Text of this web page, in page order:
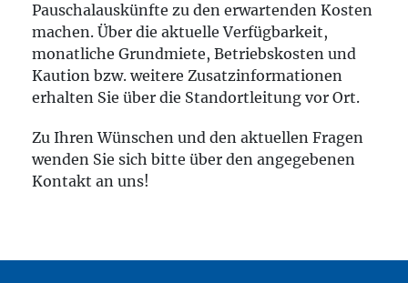
Pauschalauskünfte zu den erwartenden Kosten
machen. Über die aktuelle Verfügbarkeit,
monatliche Grundmiete, Betriebskosten und
Kaution bzw. weitere Zusatzinformationen
erhalten Sie über die Standortleitung vor Ort.
Zu Ihren Wünschen und den aktuellen Fragen
wenden Sie sich bitte über den angegebenen
Kontakt an uns!